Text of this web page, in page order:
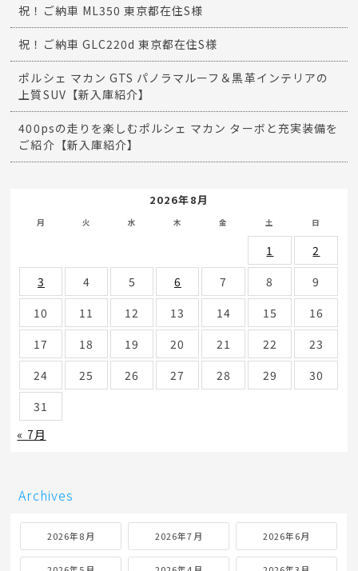
祝！ご納車 ML350 東京都在住S様
祝！ご納車 GLC220d 東京都在住S様
ポルシェ マカン GTS パノラマルーフ＆黒革インテリアの
上質SUV【新入庫紹介】
400psの走りを楽しむポルシェ マカン ターボと充実装備を
ご紹介【新入庫紹介】
2026年8月
月 火 水 木 金 土 日
1
2
3
4 5 6 7 8
9
10
11 12 13 14 15
16
17
18 19 20 21 22
23
24
25 26 27 28 29
30
31
« 7月
Archives
2026年8月 2026年7月 2026年6月